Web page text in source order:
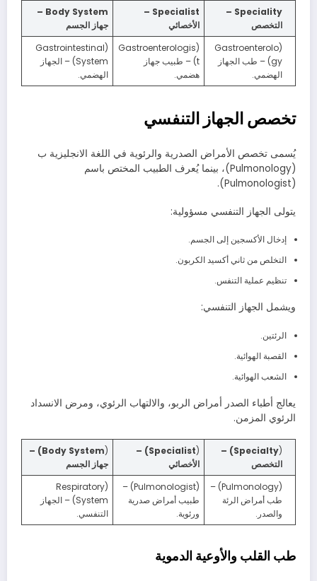
Speciality –
التخصص
Specialist –
الأخصائي
Body System –
جهاز الجسم
(Gastroenterolo
gy) – طب الجهاز
الهضمي.
(Gastroenterologis
t) – طبيب جهاز
هضمي.
(Gastrointestinal
System) – الجهاز
الهضمي.
تخصص الجهاز التنفسي
يُسمى تخصص الأمراض الصدرية والرئوية في اللغة الانجليزية ب
(Pulmonology)، بينما يُعرف الطبيب المختص باسم
(Pulmonologist).
يتولى الجهاز التنفسي مسؤولية:
إدخال الأكسجين إلى الجسم.
التخلص من ثاني أكسيد الكربون.
تنظيم عملية التنفس.
ويشمل الجهاز التنفسي:
الرئتين.
القصبة الهوائية.
الشعب الهوائية.
يعالج أطباء الصدر أمراض الربو، والالتهاب الرئوي، ومرض الانسداد
الرئوي المزمن.
(
Specialty) –
التخصص
(
Specialist) –
الأخصائي
(
Body System) –
جهاز الجسم
(Pulmonology) –
طب أمراض الرئة
والصدر.
(Pulmonologist) –
طبيب أمراض صدرية
ورئوية.
(Respiratory
System) – الجهاز
التنفسي.
طب القلب والأوعية الدموية